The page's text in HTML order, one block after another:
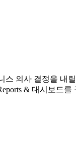
스 의사 결정을 내
& 대시보드